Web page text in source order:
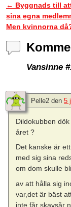
← Byggnads till
sina egna
Men kvinnorna
Vansinne
Pelle2 den 5
Dildokubben
året ?
Det kanske är
med sig sina
om dom skulle
av att hålla sig
var,det är bäst
inte får skavsår